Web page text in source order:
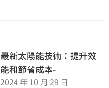
最新太陽能技術：提升效
能和節省成本-
2024 年 10 月 29 日